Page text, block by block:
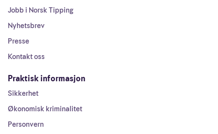
Jobb i Norsk Tipping
Nyhetsbrev
Presse
Kontakt oss
Praktisk informasjon
Sikkerhet
Økonomisk kriminalitet
Personvern